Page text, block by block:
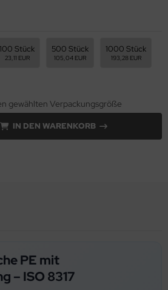
100 Stück
23,11 EUR
500 Stück
105,04 EUR
1000 Stück
193,28 EUR
gewählten Verpackungsgröße
IN DEN WARENKORB
PE mit
– ISO 8317